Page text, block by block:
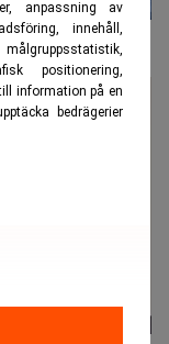
anpassning av
innehåll,
positionering,
information på en
bedrägerier
tech"